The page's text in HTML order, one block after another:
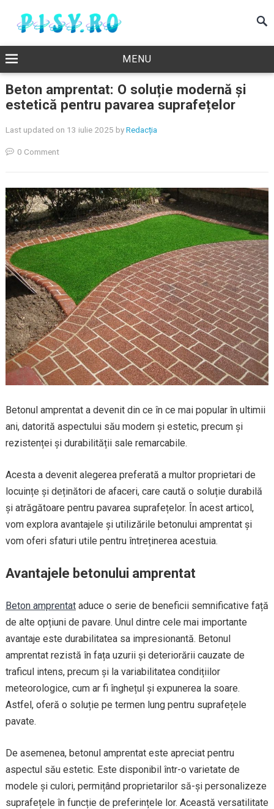
MENU
Beton amprentat: O soluție modernă și
estetică pentru pavarea suprafețelor
Last updated on 13 iulie 2025 byRedacția
0 Comment
Betonul amprentat a devenit din ce în ce mai popular în ultimii
ani, datorită aspectului său modern și estetic, precum și
rezistenței și durabilității sale remarcabile.
Acesta a devenit alegerea preferată a multor proprietari de
locuințe și deținători de afaceri, care caută o soluție durabilă
și atrăgătoare pentru pavarea suprafețelor. În acest articol,
vom explora avantajele și utilizările betonului amprentat și
vom oferi sfaturi utile pentru întreținerea acestuia.
Avantajele betonului amprentat
Beton amprentataduce o serie de beneficii semnificative față
de alte opțiuni de pavare. Unul dintre cele mai importante
avantaje este durabilitatea sa impresionantă. Betonul
amprentat rezistă în fața uzurii și deteriorării cauzate de
traficul intens, precum și la variabilitatea condițiilor
meteorologice, cum ar fi înghețul și expunerea la soare.
Astfel, oferă o soluție pe termen lung pentru suprafețele
pavate.
De asemenea, betonul amprentat este apreciat pentru
aspectul său estetic. Este disponibil într-o varietate de
modele și culori, permițând proprietarilor să-și personalizeze
suprafețele în funcție de preferințele lor. Această versatilitate